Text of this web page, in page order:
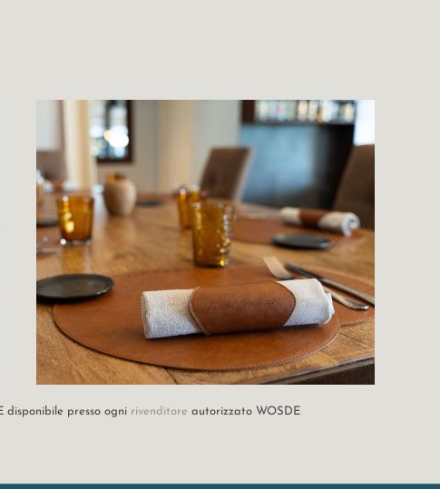
presso ogni rivenditore autorizzato WOSDE